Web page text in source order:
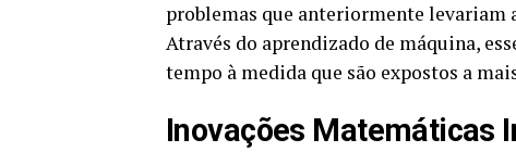
problemas que anteriormente levariam
Através do aprendizado de máquina,
tempo à medida que são expostos a
Inovações Matemáticas